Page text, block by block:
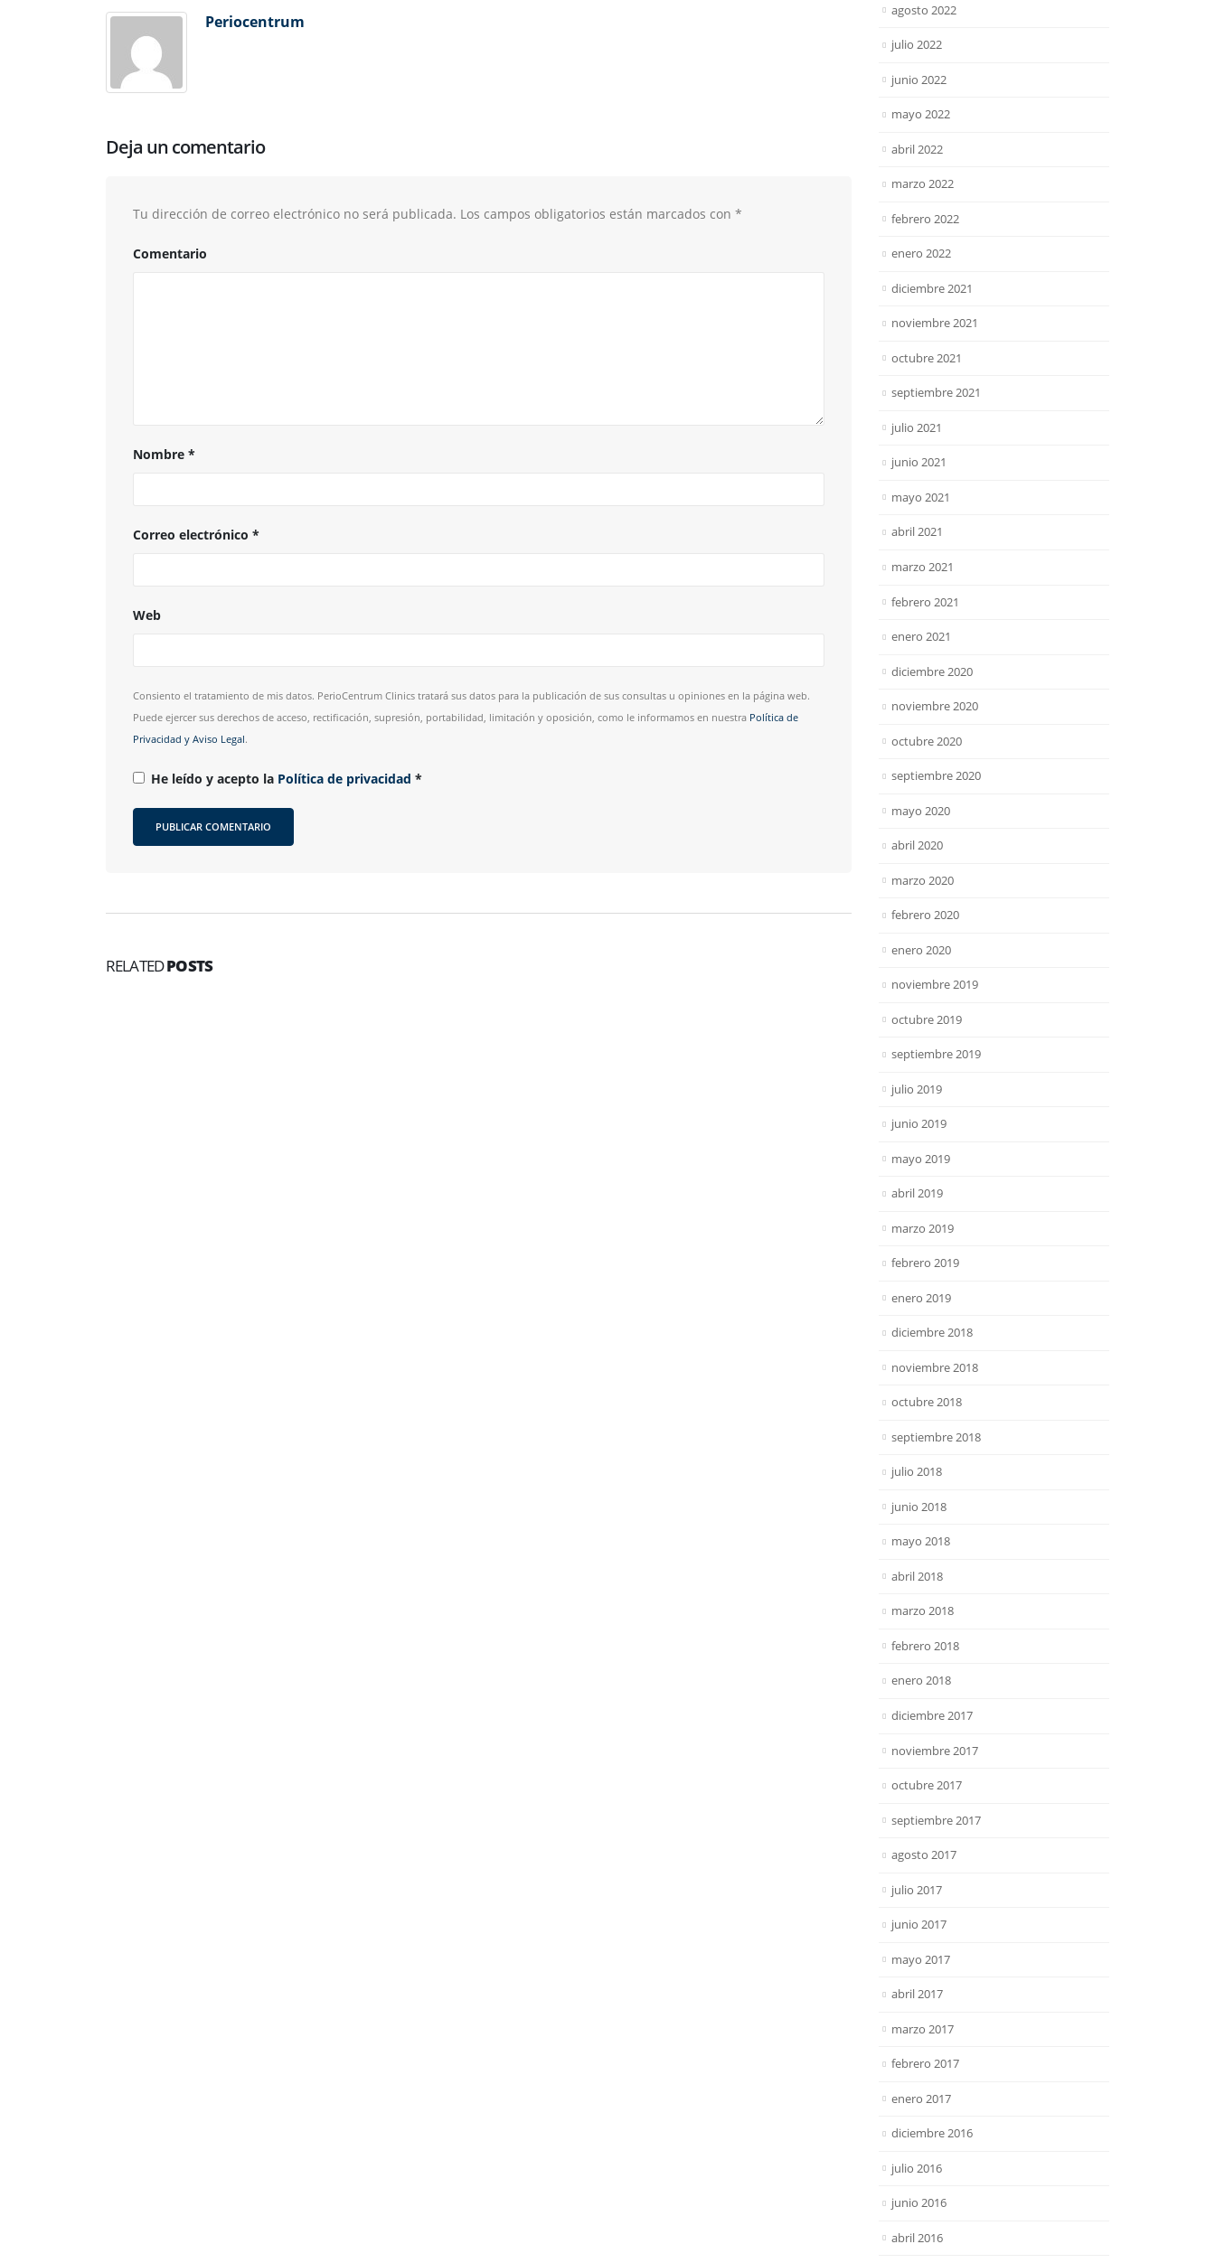
Periocentrum
Deja un comentario
Tu dirección de correo electrónico no será publicada. Los campos obligatorios están marcados con *
Comentario
Nombre *
Correo electrónico *
Web
Consiento el tratamiento de mis datos. PerioCentrum Clinics tratará sus datos para la publicación de sus consultas u opiniones en la página web.
Puede ejercer sus derechos de acceso, rectificación, supresión, portabilidad, limitación y oposición, como le informamos en nuestra Política de
Privacidad y Aviso Legal.
He leído y acepto la Política de privacidad *
RELATEDPOSTS
agosto 2022
julio 2022
junio 2022
mayo 2022
abril 2022
marzo 2022
febrero 2022
enero 2022
diciembre 2021
noviembre 2021
octubre 2021
septiembre 2021
julio 2021
junio 2021
mayo 2021
abril 2021
marzo 2021
febrero 2021
enero 2021
diciembre 2020
noviembre 2020
octubre 2020
septiembre 2020
mayo 2020
abril 2020
marzo 2020
febrero 2020
enero 2020
noviembre 2019
octubre 2019
septiembre 2019
julio 2019
junio 2019
mayo 2019
abril 2019
marzo 2019
febrero 2019
enero 2019
diciembre 2018
noviembre 2018
octubre 2018
septiembre 2018
julio 2018
junio 2018
mayo 2018
abril 2018
marzo 2018
febrero 2018
enero 2018
diciembre 2017
noviembre 2017
octubre 2017
septiembre 2017
agosto 2017
julio 2017
junio 2017
mayo 2017
abril 2017
marzo 2017
febrero 2017
enero 2017
diciembre 2016
julio 2016
junio 2016
abril 2016